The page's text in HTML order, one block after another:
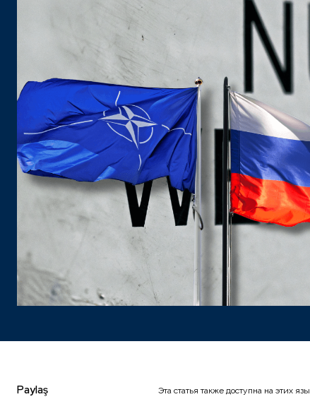
Paylaş Эта статья также доступна на этих